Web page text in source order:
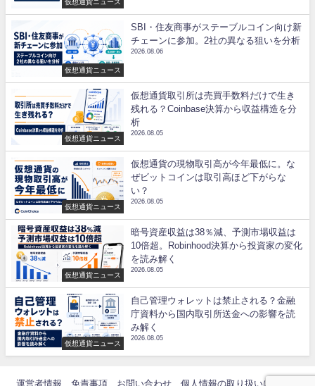
仮想通貨ニュース
仮想通貨ニュース
SBI・住友商事がステーブルコイン向け新
チェーンに参加。2社の異なる狙いを分析
2026.08.06
仮想通貨ニュース
仮想通貨取引所は売買手数料だけで生き
残れる？Coinbase決算から収益構造を分
析
2026.08.05
仮想通貨ニュース
仮想通貨の現物取引高が今年最低に。な
ぜビットコインは取引高ほど下がらな
い？
2026.08.05
仮想通貨ニュース
暗号資産収益は38％減、予測市場収益は
10倍超。Robinhood決算から投資家の変化
を読み解く
2026.08.05
仮想通貨ニュース
自己管理ウォレットは禁止される？金融
庁資料から国内取引所送金への影響を読
み解く
2026.08.05
運営者情報 免責事項 お問い合わせ 個人情報の取り扱いについて